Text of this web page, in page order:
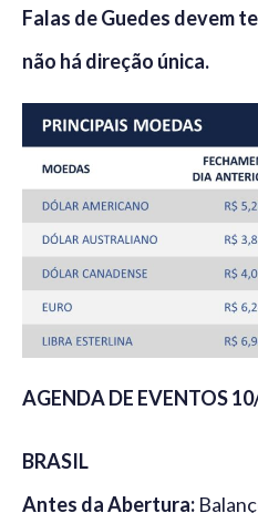
Falas de Guedes devem
não há direção única.
AGENDA DE EVENTOS
BRASIL
Antes da Abertura: